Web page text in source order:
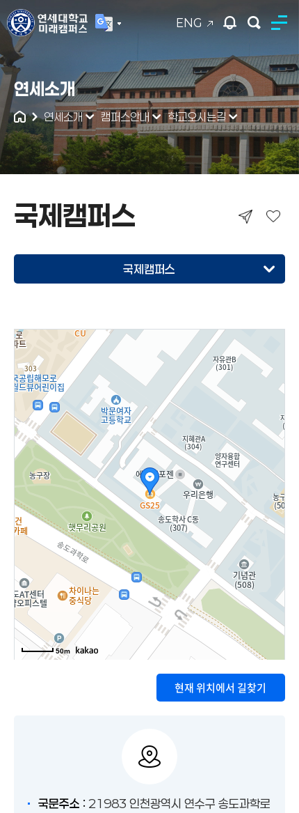
ENG
연세대학교
통합검색
연세소개
연세소개 캠퍼스안내 학교오시는길
국제캠퍼스
국제캠퍼스
국제캠퍼스
국제캠퍼스
50m
현재 위치에서 길찾기
국문주소 : 21983 인천광역시 연수구 송도과학로